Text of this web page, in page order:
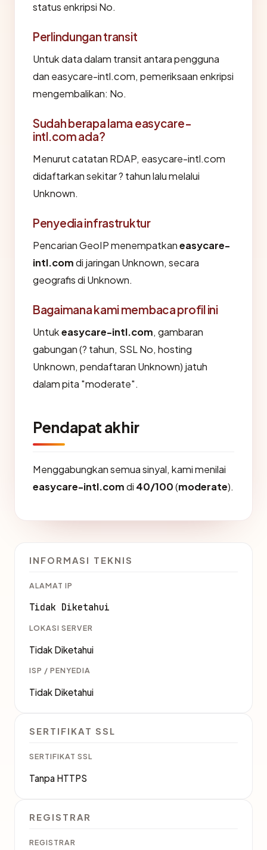
status enkripsi No.
Perlindungan transit
Untuk data dalam transit antara pengguna
dan easycare-intl.com, pemeriksaan enkripsi
mengembalikan: No.
Sudah berapa lama easycare-
intl.com ada?
Menurut catatan RDAP, easycare-intl.com
didaftarkan sekitar ? tahun lalu melalui
Unknown.
Penyedia infrastruktur
Pencarian GeoIP menempatkaneasycare-
intl.comdi jaringan Unknown, secara
geografis di Unknown.
Bagaimana kami membaca profil ini
Untukeasycare-intl.com, gambaran
gabungan (? tahun, SSL No, hosting
Unknown, pendaftaran Unknown) jatuh
dalam pita "moderate".
Pendapat akhir
Menggabungkan semua sinyal, kami menilai
easycare-intl.comdi 40/100(moderate).
INFORMASI TEKNIS
ALAMAT IP
Tidak Diketahui
LOKASI SERVER
Tidak Diketahui
ISP / PENYEDIA
Tidak Diketahui
SERTIFIKAT SSL
SERTIFIKAT SSL
Tanpa HTTPS
REGISTRAR
REGISTRAR